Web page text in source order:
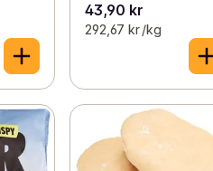
43,90 kr
292,67 kr /kg